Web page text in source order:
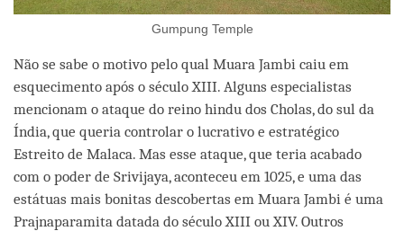
Gumpung Temple
Não se sabe o motivo pelo qual Muara Jambi caiu em
esquecimento após o século XIII. Alguns especialistas
mencionam o ataque do reino hindu dos Cholas, do sul da
Índia, que queria controlar o lucrativo e estratégico
Estreito de Malaca. Mas esse ataque, que teria acabado
com o poder de Srivijaya, aconteceu em 1025, e uma das
estátuas mais bonitas descobertas em Muara Jambi é uma
Prajnaparamita datada do século XIII ou XIV. Outros